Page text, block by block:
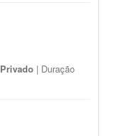
Privado | Duração